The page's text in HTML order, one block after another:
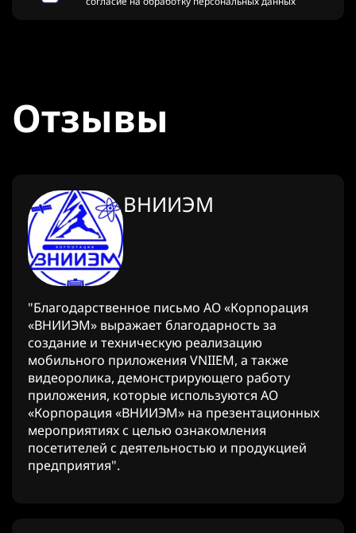
Отзывы
ВНИИЭМ
"Благодарственное письмо АО «Корпорация
«ВНИИЭМ» выражает благодарность за
создание и техническую реализацию
мобильного приложения VNIIEM, а также
видеоролика, демонстрирующего работу
приложения, которые используются АО
«Корпорация «ВНИИЭМ» на презентационных
мероприятиях с целью ознакомления
посетителей с деятельностью и продукцией
предприятия".